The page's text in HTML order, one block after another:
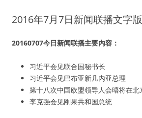
2016年7月7日新闻联播文字版
20160707今日新闻联播主要内容：
习近平会见联合国秘书长
习近平会见巴布亚新几内亚总理
第十八次中国欧盟领导人会晤将在北
李克强会见刚果共和国总统